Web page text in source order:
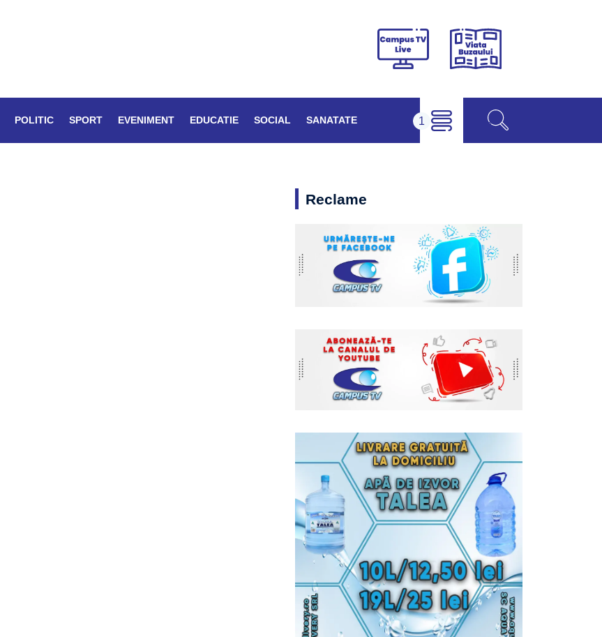
Campus
Viața
POLITIC SPORT EVENIMENT EDUCATIE SOCIAL SANATATE
Reclame